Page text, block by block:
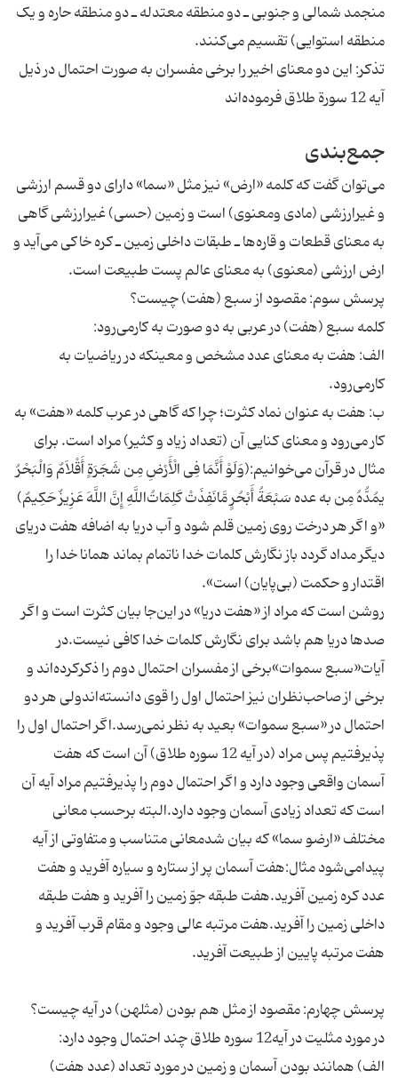
منجمد شمالی و جنوبی ـ دو منطقه معتدله ـ دو منطقه حاره و یک
منطقه استوایی) تقسیم می‌کنند.
تذکر: این دو معنای اخیر را برخی مفسران به صورت احتمال در ذیل
آیه 12 سورة طلاق فرموده‌اند
جمع‌بندی
می‌توان گفت که کلمه «ارض» نیز مثل «سما» دارای دو قسم ارزشی
و غیرارزشی (مادی ومعنوی) است و زمین (حسی) غیرارزشی گاهی
به معنای قطعات و قاره‌ها ـ طبقات داخلی زمین ـ کره خاکی می‌آید و
ارض ارزشی (معنوی) به معنای عالم پست طبیعت است.
پرسش سوم: مقصود از سبع (هفت) چیست؟
کلمه سبع (هفت) در عربی به دو صورت به کارمی‌رود:
الف: هفت به معنای عدد مشخص و معینکه در ریاضیات به
کارمی‌رود.
ب: هفت به عنوان نماد کثرت؛ چرا که گاهی در عرب کلمه «هفت» به
کار می‌رود و معنای کنایی آن (تعداد زیاد و کثیر) مراد است. برای
مثال در قرآن می‌خوانیم:(وَلَوْ أَنَّمَا فِی الْأَرْضِ مِن شَجَرَةٍ أَقْلاَمٌ وَالْبَحْرُ
یمُدُّهُ مِن به عده سَبْعَةُ أَبْحُرٍ مَّانَفِذَتْ کَلِمَاتُ‌اللَّهِ إِنَّ اللَّهَ عَزِیزٌ حَکِیمٌ)
«و اگر هر درخت روی زمین قلم شود و آب دریا به اضافه هفت دریای
دیگر مداد گردد باز نگارش کلمات خدا ناتمام بماند همانا خدا را
اقتدار و حکمت (بی‌پایان) است».
روشن است که مراد از «هفت دریا» در این‌جا بیان کثرت است و اگر
صدها دریا هم باشد برای نگارش کلمات خدا کافی نیست.در
آیات«سبع سموات»برخی از مفسران احتمال دوم را ذکرکرده‌اند و
برخی از صاحب‌نظران نیز احتمال اول را قوی دانسته‌اندولی هر دو
احتمال در «سبع سموات» بعید به نظر نمی‌رسد.اگر احتمال اول را
پذیرفتیم پس مراد (در آیه 12 سوره طلاق) آن است که هفت
آسمان واقعی وجود دارد و اگر احتمال دوم را پذیرفتیم مراد آیه آن
است که تعداد زیادی آسمان وجود دارد.البته برحسب معانی
مختلف «ارضو سما» که بیان شدمعانی متناسب و متفاوتی از آیه
پیدامی‌شود مثال:هفت آسمان پر از ستاره و سیاره آفرید و هفت
عدد کره زمین آفرید.هفت طبقه جوّ زمین را آفرید و هفت طبقه
داخلی زمین را آفرید.هفت مرتبه عالی وجود و مقام قرب آفرید و
هفت مرتبه پایین از طبیعت آفرید.
پرسش چهارم: مقصود از مثل هم بودن (مثلهن) در آیه چیست؟
در مورد مثلیت در آیه12 سوره طلاق چند احتمال وجود دارد:
الف) همانند بودن آسمان و زمین در مورد تعداد (عدد هفت)